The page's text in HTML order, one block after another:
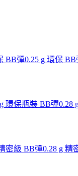
BB彈0.25 g 環保 BB
環保瓶裝 BB彈0.28
密級 BB彈0.28 g 精